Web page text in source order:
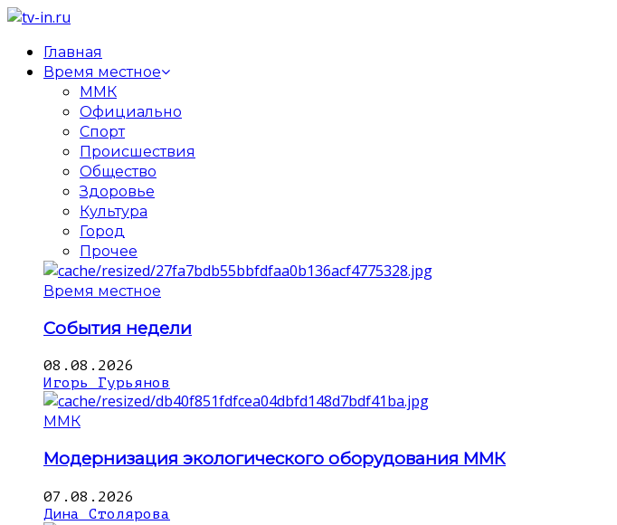
Главная
Время местное
ММК
Официально
Спорт
Происшествия
Общество
Здоровье
Культура
Город
Прочее
Время местное
События недели
08.08.2026
Игорь Гурьянов
ММК
Модернизация экологического оборудования ММК
07.08.2026
Дина Столярова